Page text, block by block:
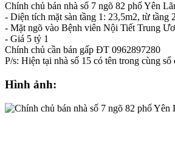
Chính chủ bán nhà số 7 ngõ 82 phố Yên
- Diện tích mặt sàn tầng 1: 23,5m2, từ
- Mặt ngõ vào Bệnh viên Nội Tiết Trung
- Giá 5 tỷ 1
Chính chủ cần bán gấp ĐT 0962897280
P/s: Hiện tại nhà số 15 có tên trong cùng
Hình ảnh: